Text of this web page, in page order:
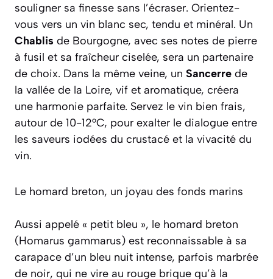
souligner sa finesse sans l’écraser. Orientez-
vous vers un vin blanc sec, tendu et minéral. Un
Chablis de Bourgogne, avec ses notes de pierre
à fusil et sa fraîcheur ciselée, sera un partenaire
de choix. Dans la même veine, un Sancerre de
la vallée de la Loire, vif et aromatique, créera
une harmonie parfaite. Servez le vin bien frais,
autour de 10-12°C, pour exalter le dialogue entre
les saveurs iodées du crustacé et la vivacité du
vin.
Le homard breton, un joyau des fonds marins
Aussi appelé « petit bleu », le homard breton
(Homarus gammarus) est reconnaissable à sa
carapace d’un bleu nuit intense, parfois marbrée
de noir, qui ne vire au rouge brique qu’à la